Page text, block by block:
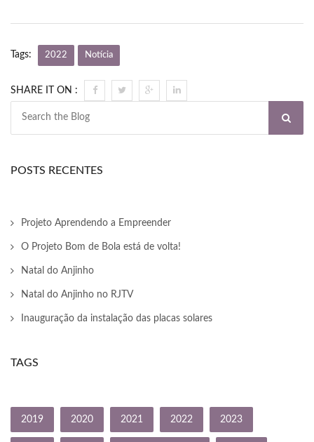
Panel
panel
Panel
Oku
panel
Tags: 2022 Notícia
SHARE IT ON :
POSTS RECENTES
Projeto Aprendendo a Empreender
O Projeto Bom de Bola está de volta!
Natal do Anjinho
Natal do Anjinho no RJTV
Inauguração da instalação das placas solares
TAGS
2019 2020 2021 2022 2023